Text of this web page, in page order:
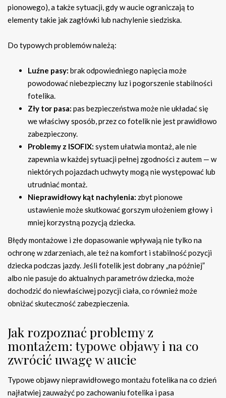
pionowego), a także sytuacji, gdy w aucie ograniczają to
elementy takie jak zagłówki lub nachylenie siedziska.
Do typowych problemów należą:
Luźne pasy: brak odpowiedniego napięcia może
powodować niebezpieczny luz i pogorszenie stabilności
fotelika.
Zły tor pasa: pas bezpieczeństwa może nie układać się
we właściwy sposób, przez co fotelik nie jest prawidłowo
zabezpieczony.
Problemy z ISOFIX: system ułatwia montaż, ale nie
zapewnia w każdej sytuacji pełnej zgodności z autem — w
niektórych pojazdach uchwyty mogą nie występować lub
utrudniać montaż.
Nieprawidłowy kąt nachylenia: zbyt pionowe
ustawienie może skutkować gorszym ułożeniem głowy i
mniej korzystną pozycją dziecka.
Błędy montażowe i złe dopasowanie wpływają nie tylko na
ochronę w zdarzeniach, ale też na komfort i stabilność pozycji
dziecka podczas jazdy. Jeśli fotelik jest dobrany „na później”
albo nie pasuje do aktualnych parametrów dziecka, może
dochodzić do niewłaściwej pozycji ciała, co również może
obniżać skuteczność zabezpieczenia.
Jak rozpoznać problemy z
montażem: typowe objawy i na co
zwrócić uwagę w aucie
Typowe objawy nieprawidłowego montażu fotelika na co dzień
najłatwiej zauważyć po zachowaniu fotelika i pasa